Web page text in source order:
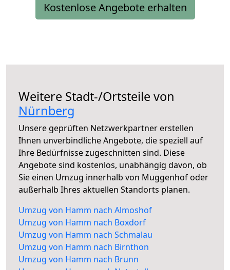
Kostenlose Angebote erhalten
Weitere Stadt-/Ortsteile von
Nürnberg
Unsere geprüften Netzwerkpartner erstellen
Ihnen unverbindliche Angebote, die speziell auf
Ihre Bedürfnisse zugeschnitten sind. Diese
Angebote sind kostenlos, unabhängig davon, ob
Sie einen Umzug innerhalb von Muggenhof oder
außerhalb Ihres aktuellen Standorts planen.
Umzug von Hamm nach Almoshof
Umzug von Hamm nach Boxdorf
Umzug von Hamm nach Schmalau
Umzug von Hamm nach Birnthon
Umzug von Hamm nach Brunn